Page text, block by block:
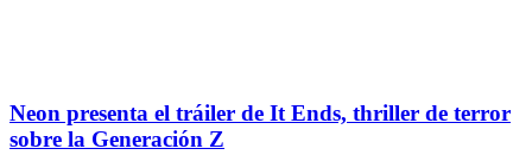
Neon presenta el tráiler de It Ends, thriller de terror
sobre la Generación Z